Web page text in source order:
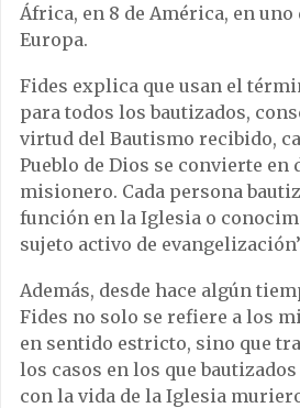
África, en 8 de América, en uno
Europa.
Fides explica que usan el
para todos los bautizados,
virtud del Bautismo recibido,
Pueblo de Dios se convierte en
misionero. Cada persona
función en la Iglesia o
sujeto activo de evangelización”
Además, desde hace algún
Fides no solo se refiere a los
en sentido estricto, sino que
los casos en los que
con la vida de la Iglesia